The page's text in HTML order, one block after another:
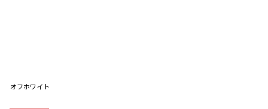
オフホワイト